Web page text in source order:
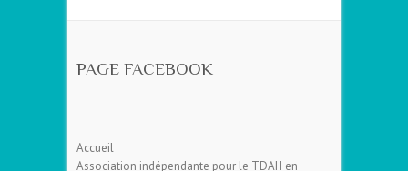
PAGE FACEBOOK
Accueil
Association indépendante pour le TDAH en